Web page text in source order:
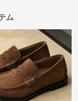
ム